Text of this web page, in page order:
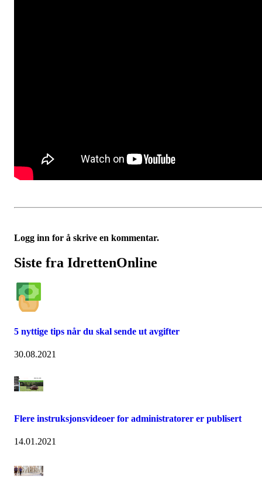
Logg inn for å skrive en kommentar.
Siste fra IdrettenOnline
5 nyttige tips når du skal sende ut avgifter
30.08.2021
Flere instruksjonsvideoer for administratorer er publisert
14.01.2021